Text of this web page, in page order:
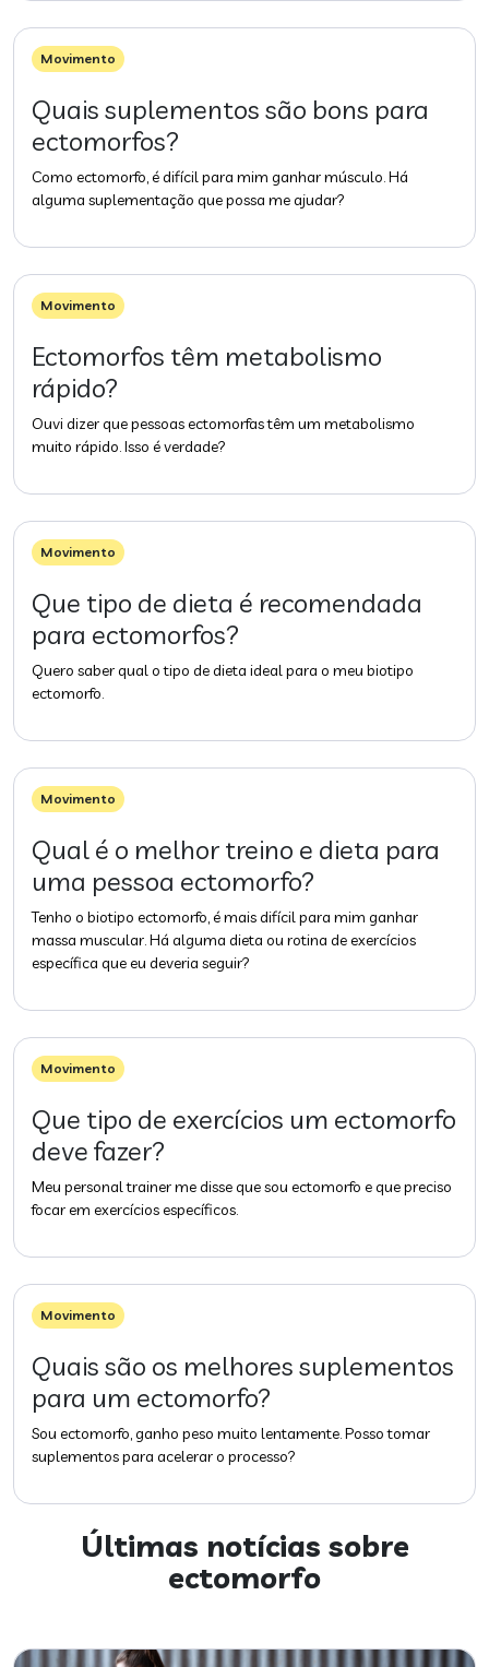
Movimento
Quais suplementos são bons para
ectomorfos?
Como ectomorfo, é difícil para mim ganhar músculo. Há
alguma suplementação que possa me ajudar?
Movimento
Ectomorfos têm metabolismo
rápido?
Ouvi dizer que pessoas ectomorfas têm um metabolismo
muito rápido. Isso é verdade?
Movimento
Que tipo de dieta é recomendada
para ectomorfos?
Quero saber qual o tipo de dieta ideal para o meu biotipo
ectomorfo.
Movimento
Qual é o melhor treino e dieta para
uma pessoa ectomorfo?
Tenho o biotipo ectomorfo, é mais difícil para mim ganhar
massa muscular. Há alguma dieta ou rotina de exercícios
específica que eu deveria seguir?
Movimento
Que tipo de exercícios um ectomorfo
deve fazer?
Meu personal trainer me disse que sou ectomorfo e que preciso
focar em exercícios específicos.
Movimento
Quais são os melhores suplementos
para um ectomorfo?
Sou ectomorfo, ganho peso muito lentamente. Posso tomar
suplementos para acelerar o processo?
Últimas notícias sobre
ectomorfo